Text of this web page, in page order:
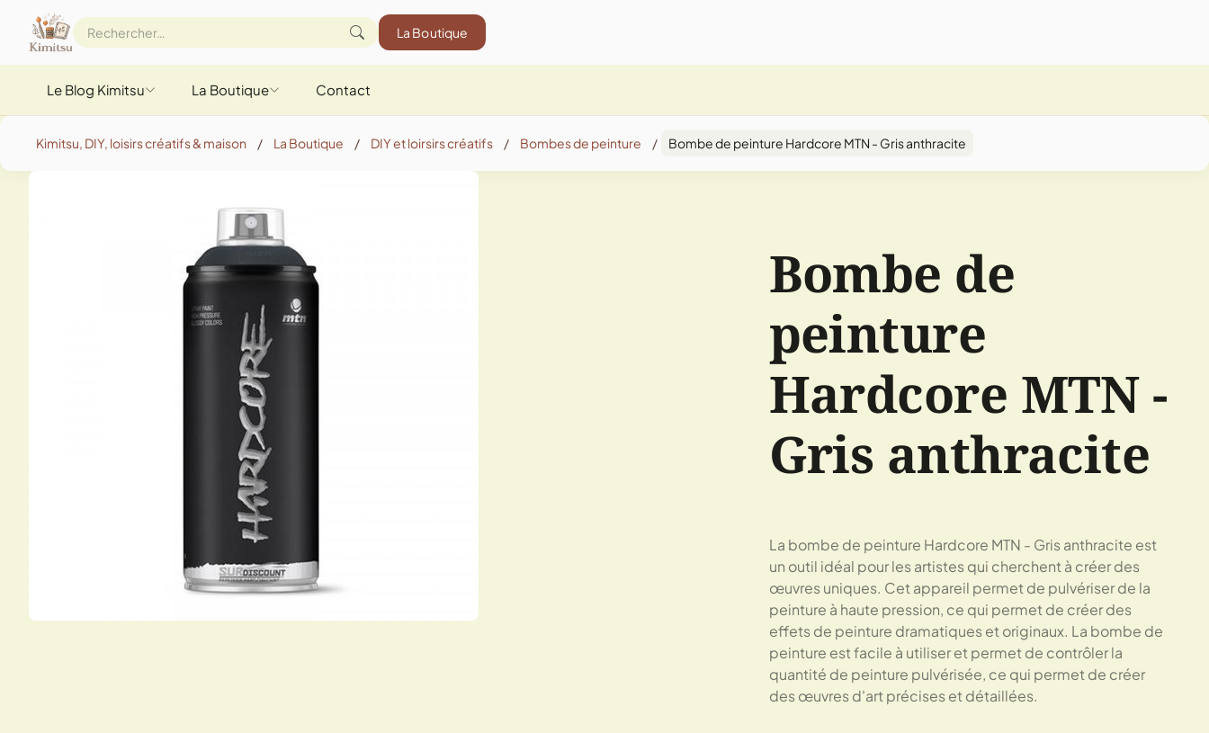
La Boutique
Le Blog Kimitsu La Boutique Contact
Kimitsu, DIY, loisirs créatifs & maison / La Boutique / DIY et loirsirs créatifs / Bombes de peinture / Bombe de peinture Hardcore MTN - Gris anthracite
Bombe de
peinture
Hardcore MTN -
Gris anthracite
La bombe de peinture Hardcore MTN - Gris anthracite est
un outil idéal pour les artistes qui cherchent à créer des
œuvres uniques. Cet appareil permet de pulvériser de la
peinture à haute pression, ce qui permet de créer des
effets de peinture dramatiques et originaux. La bombe de
peinture est facile à utiliser et permet de contrôler la
quantité de peinture pulvérisée, ce qui permet de créer
des œuvres d'art précises et détaillées.